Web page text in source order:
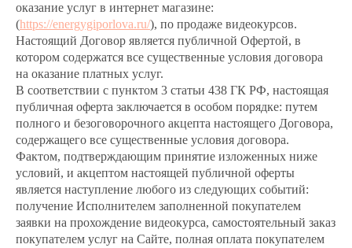
оказание услуг в интернет магазине:
(https://energygiporlova.ru/), по продаже видеокурсов.
Настоящий Договор является публичной Офертой, в
котором содержатся все существенные условия договора
на оказание платных услуг.
В соответствии с пунктом 3 статьи 438 ГК РФ, настоящая
публичная оферта заключается в особом порядке: путем
полного и безоговорочного акцепта настоящего Договора,
содержащего все существенные условия договора.
Фактом, подтверждающим принятие изложенных ниже
условий, и акцептом настоящей публичной оферты
является наступление любого из следующих событий:
получение Исполнителем заполненной покупателем
заявки на прохождение видеокурса, самостоятельный заказ
покупателем услуг на Сайте, полная оплата покупателем